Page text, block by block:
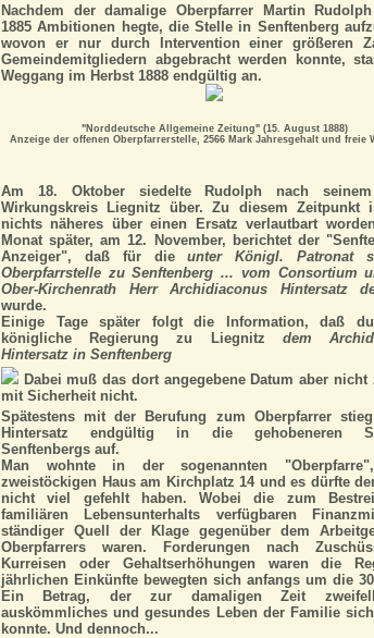
Nachdem der damalige Oberpfarrer Martin
1885 Ambitionen hegte, die Stelle in Senftenberg
wovon er nur durch Intervention einer größeren
Gemeindemitgliedern abgebracht werden konnte,
Weggang im Herbst 1888 endgültig an.
"Norddeutsche Allgemeine Zeitung" (15. August 1888)
Anzeige der offenen Oberpfarrerstelle, 2566 Mark Jahresgehalt und freie
Am 18. Oktober siedelte Rudolph nach
Wirkungskreis Liegnitz über. Zu diesem Zeitpunkt
nichts näheres über einen Ersatz verlautbart
Monat später, am 12. November, berichtet der
Anzeiger", daß für dieunter Königl. Patronat
Oberpfarrstelle zu Senftenberg ... vom Consortium
Ober-Kirchenrath Herr Archidiaconus Hintersatz
wurde.
Einige Tage später folgt die Information, daß
königliche Regierung zu Liegnitz dem
Hintersatz in Senftenberg
Dabei muß das dort angegebene Datum aber
mit Sicherheit nicht.
Spätestens mit der Berufung zum Oberpfarrer
Hintersatz endgültig in die gehobeneren
Senftenbergs auf.
Man wohnte in der sogenannten
zweistöckigen Haus am Kirchplatz 14 und es dürfte
nicht viel gefehlt haben. Wobei die zum
familiären Lebensunterhalts verfügbaren
ständiger Quell der Klage gegenüber dem
Oberpfarrers waren. Forderungen nach
Kurreisen oder Gehaltserhöhungen waren die
jährlichen Einkünfte bewegten sich anfangs um die
Ein Betrag, der zur damaligen Zeit
auskömmliches und gesundes Leben der Familie
konnte. Und dennoch...